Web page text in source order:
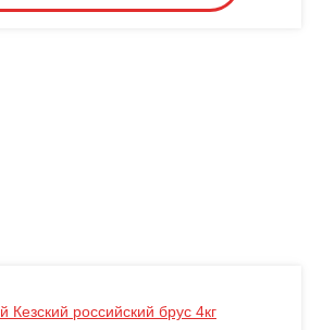
Кезский российский брус 4кг